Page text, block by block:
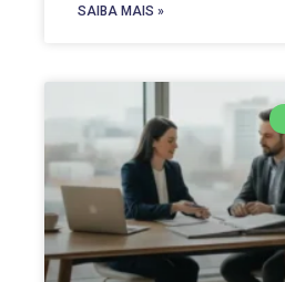
SAIBA MAIS »